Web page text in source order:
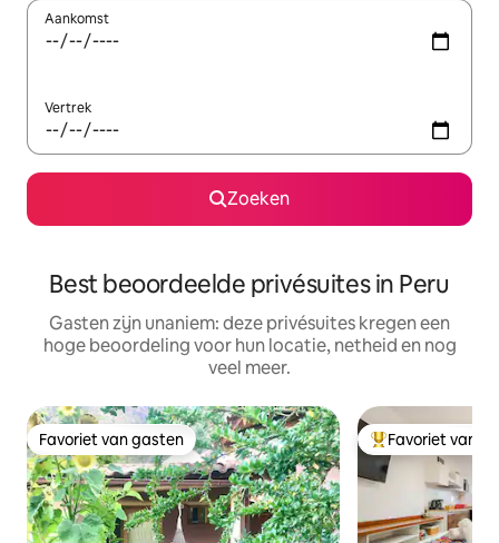
Aankomst
Vertrek
Zoeken
Best beoordeelde privésuites in Peru
Gasten zijn unaniem: deze privésuites kregen een
hoge beoordeling voor hun locatie, netheid en nog
veel meer.
Favoriet van gasten
Favoriet van gasten Topfavoriet van
Favoriet van